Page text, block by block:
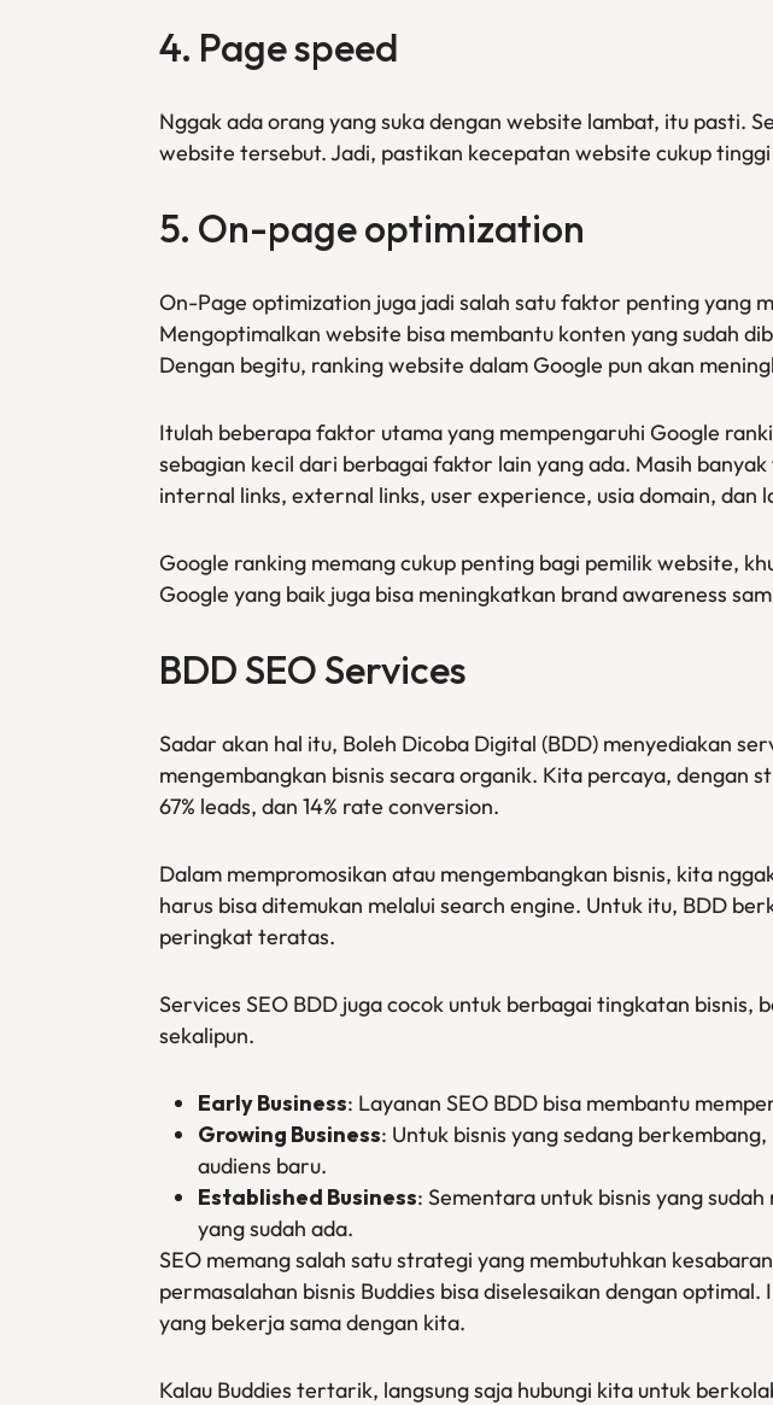
4. Page speed
Nggak ada orang yang suka dengan website lambat, itu pasti.
website tersebut. Jadi, pastikan kecepatan website cukup
5. On-page optimization
On-Page optimization juga jadi salah satu faktor penting yang
Mengoptimalkan website bisa membantu konten yang sudah
Dengan begitu, ranking website dalam Google pun akan
Itulah beberapa faktor utama yang mempengaruhi Google
sebagian kecil dari berbagai faktor lain yang ada. Masih
internal links, external links, user experience, usia domain, dan
Google ranking memang cukup penting bagi pemilik website,
Google yang baik juga bisa meningkatkan brand awareness
BDD SEO Services
Sadar akan hal itu, Boleh Dicoba Digital (BDD) menyediakan
mengembangkan bisnis secara organik. Kita percaya, dengan
67% leads, dan 14% rate conversion.
Dalam mempromosikan atau mengembangkan bisnis, kita
harus bisa ditemukan melalui search engine. Untuk itu, BDD
peringkat teratas.
Services SEO BDD juga cocok untuk berbagai tingkatan bisnis,
sekalipun.
Early Business: Layanan SEO BDD bisa membantu
Growing Business: Untuk bisnis yang sedang
audiens baru.
Established Business: Sementara untuk bisnis yang
yang sudah ada.
SEO memang salah satu strategi yang membutuhkan
permasalahan bisnis Buddies bisa diselesaikan dengan
yang bekerja sama dengan kita.
Kalau Buddies tertarik, langsung saja hubungi kita untuk